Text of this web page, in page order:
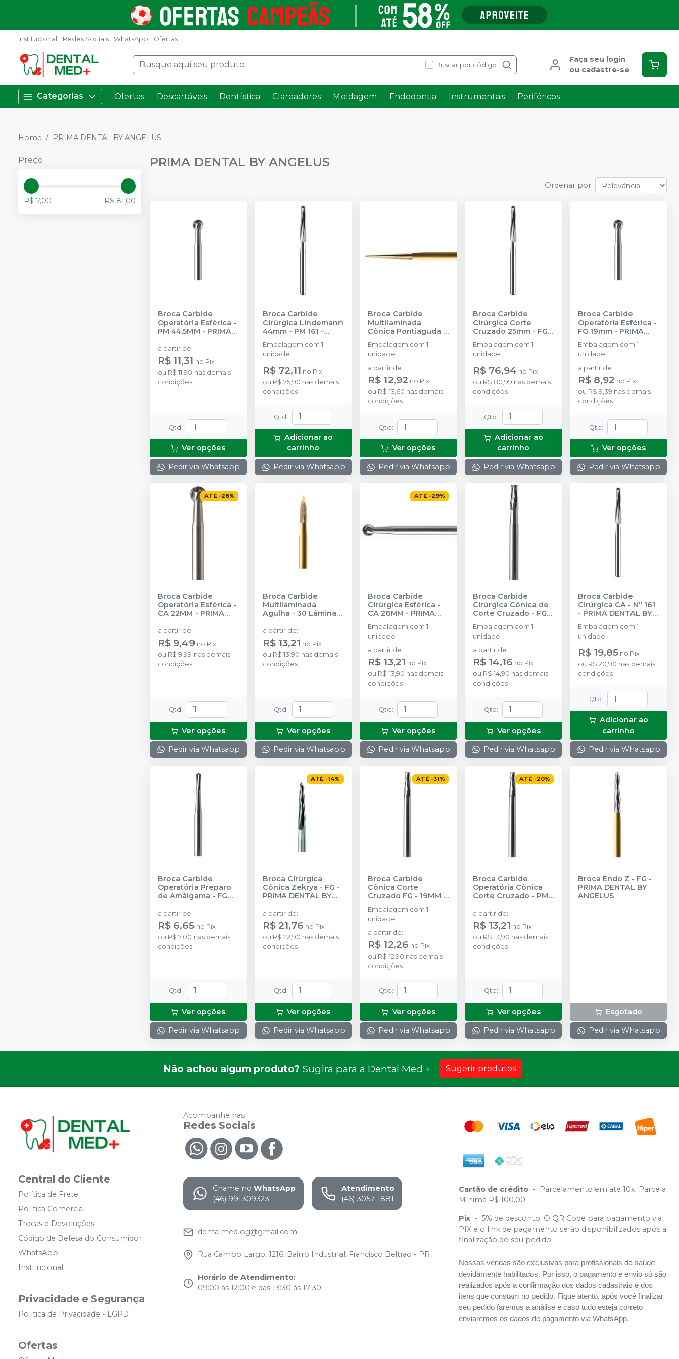
Institucional Redes Sociais WhatsApp Ofertas
Buscar por código
Faça seu login
ou cadastre-se
Categorias Ofertas Descartáveis Dentística Clareadores Moldagem Endodontia Instrumentais Periféricos
Home PRIMA DENTAL BY ANGELUS
Preço
R$ 7,00 R$ 81,00
PRIMA DENTAL BY ANGELUS
Ordenar por
Broca Carbide
Operatória Esférica -
PM 44,5MM - PRIMA
a partir de:
R$ 11,31 no Pix
ou R$ 11,90 nas demais
condições
Qtd:
Ver opções
Pedir via Whatsapp
Broca Carbide
Cirúrgica Lindemann
44mm - PM 161 -
PRIMA DENTAL BY
ANGELUS
Embalagem com 1
unidade.
R$ 72,11 no Pix
ou R$ 75,90 nas demais
condições
Qtd:
Adicionar ao
carrinho
Pedir via Whatsapp
Broca Carbide
Multilaminada
Cônica Pontiaguda -
12 Lâminas - FG
19MM-PRIMA
DENTAL BY ANGELUS
Embalagem com 1
unidade
a partir de:
R$ 12,92 no Pix
ou R$ 13,60 nas demais
condições
Qtd:
Ver opções
Pedir via Whatsapp
Broca Carbide
Cirúrgica Corte
Cruzado 25mm - FG
162
PRIMA DENTAL
BY ANGELUS
Embalagem com 1
unidade.
R$ 76,94 no Pix
ou R$ 80,99 nas demais
condições
Qtd:
Adicionar ao
carrinho
Pedir via Whatsapp
Broca Carbide
Operatória Esférica -
FG 19mm - PRIMA
DENTAL BY ANGELUS
Embalagem com 1
unidade
a partir de:
R$ 8,92 no Pix
ou R$ 9,39 nas demais
condições
Qtd:
Ver opções
Pedir via Whatsapp
ATÉ -26%
Broca Carbide
Operatória Esférica -
CA 22MM - PRIMA
a partir de:
R$ 9,49 no Pix
ou R$ 9,99 nas demais
condições
Qtd :
Ver opções
Pedir via Whatsapp
Broca Carbide
Multilaminada
Agulha - 30 Lâminas
DENTAL BY ANGELUS
a partir de:
R$ 13,21 no Pix
ou R$ 13,90 nas demais
condições
Qtd :
Ver opções
Pedir via Whatsapp
ATÉ -29%
Broca Carbide
Cirúrgica Esférica -
CA 26MM - PRIMA
DENTAL BY ANGELUS
Embalagem com 1
unidade
a partir de:
R$ 13,21 no Pix
ou R$ 13,90 nas demais
condições
Qtd :
Ver opções
Pedir via Whatsapp
Broca Carbide
Cirúrgica Cônica de
Corte Cruzado - FG
25MM
DENTAL BY ANGELUS
Embalagem com 1
unidade.
a partir de:
R$ 14,16 no Pix
ou R$ 14,90 nas demais
condições
Qtd :
Ver opções
Pedir via Whatsapp
Broca Carbide
Cirúrgica CA - Nº 161
- PRIMA DENTAL BY
ANGELUS
Embalagem com 1
unidade.
R$ 19,85 no Pix
ou R$ 20,90 nas demais
condições
Qtd :
Adicionar ao
carrinho
Pedir via Whatsapp
Broca Carbide
Operatória Preparo
de Amálgama - FG
DENTAL BY ANGELUS
a partir de:
R$ 6,65 no Pix
ou R$ 7,00 nas demais
condições
Qtd :
Ver opções
Pedir via Whatsapp
ATÉ -14%
Broca Cirúrgica
Cônica Zekrya - FG -
PRIMA DENTAL BY
a partir de:
R$ 21,76 no Pix
ou R$ 22,90 nas demais
condições
Qtd :
Ver opções
Pedir via Whatsapp
ATÉ -31%
Broca Carbide
Cônica Corte
Cruzado FG - 19MM -
PRIMA DENTAL BY
ANGELUS
Embalagem com 1
unidade.
a partir de:
R$ 12,26 no Pix
ou R$ 12,90 nas demais
condições
Qtd :
Ver opções
Pedir via Whatsapp
ATÉ -20%
Broca Carbide
Operatória Cônica
Corte Cruzado - PM
DENTAL BY ANGELUS
a partir de:
R$ 13,21 no Pix
ou R$ 13,90 nas demais
condições
Qtd :
Ver opções
Pedir via Whatsapp
Broca Endo Z - FG -
PRIMA DENTAL BY
ANGELUS
Esgotado
Pedir via Whatsapp
Não achou algum produto? Sugira para a Dental Med + Sugerir produtos
Central do Cliente
Política de Frete
Política Comercial
Trocas e Devoluções
Código de Defesa do Consumidor
WhatsApp
Institucional
Privacidade e Segurança
Política de Privacidade - LGPD
Ofertas
Acompanhe nas
Redes Sociais
Chame no WhatsApp
(46) 991309323
Atendimento
(46) 3057-1881
dentalmedlog@gmail.com
Rua Campo Largo, 1216, Bairro Industrial, Francisco Beltrao - PR
Horário de Atendimento:
09:00 às 12:00 e das 13:30 às 17:30
Cartão de crédito -
Parcelamento em até 10x. Parcela
Mínima R$ 100,00.
Pix - 5% de desconto. O QR Code para pagamento via
PIX e o link de pagamento serão disponibilizados após a
finalização do seu pedido.
Nossas vendas são exclusivas para profissionais da saúde
devidamente habilitados. Por isso, o pagamento e envio só são
realizados após a confirmação dos dados cadastrais e dos
itens que constam no pedido. Fique atento, após você finalizar
seu pedido faremos a análise e caso tudo esteja correto
enviaremos os dados de pagamento via WhatsApp.